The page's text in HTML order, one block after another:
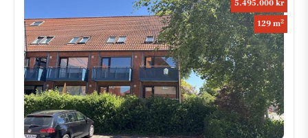
5.495.000 kr
129 m2